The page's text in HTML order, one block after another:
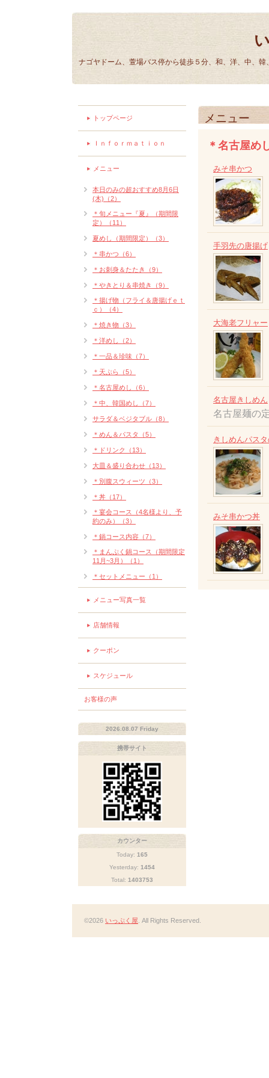
ナゴヤドーム、萱場バス停から徒歩５分、和、洋、中、
メニュー
＊名古屋め
みそ串かつ
手羽先の唐揚げ
大海老フリャー
名古屋きしめん
名古屋麺の
きしめんパス
みそ串かつ丼
トップページ
Ｉｎｆｏｒｍａｔｉｏｎ
メニュー
本日のみの超おすすめ8月6日
(木)（2）
＊旬メニュー『夏』（期間限
定）（11）
夏めし（期間限定）（3）
＊串かつ（6）
＊お刺身＆たたき（9）
＊やきとり＆串焼き（9）
＊揚げ物（フライ＆唐揚げｅｔ
ｃ）（4）
＊焼き物（3）
＊洋めし（2）
＊一品＆珍味（7）
＊天ぷら（5）
＊名古屋めし（6）
＊中、韓国めし（7）
サラダ＆ベジタブル（8）
＊めん＆パスタ（5）
＊ドリンク（13）
大皿＆盛り合わせ（13）
＊別腹スウィーツ（3）
＊丼（17）
＊宴会コース（4名様より、予
約のみ）（3）
＊鍋コース内容（7）
＊まんぷく鍋コース（期間限定
11月~3月）（1）
＊セットメニュー（1）
メニュー写真一覧
店舗情報
クーポン
スケジュール
お客様の声
2026.08.07 Friday
携帯サイト
カウンター
Today: 165
Yesterday: 1454
Total: 1403753
©2026 いっぷく屋 . All Rights Reserved.